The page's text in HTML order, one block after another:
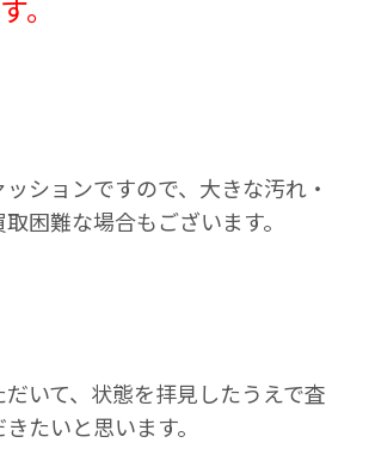
。
ションですので、大きな汚れ・
困難な場合もございます。
いて、状態を拝見したうえで査
たいと思います。